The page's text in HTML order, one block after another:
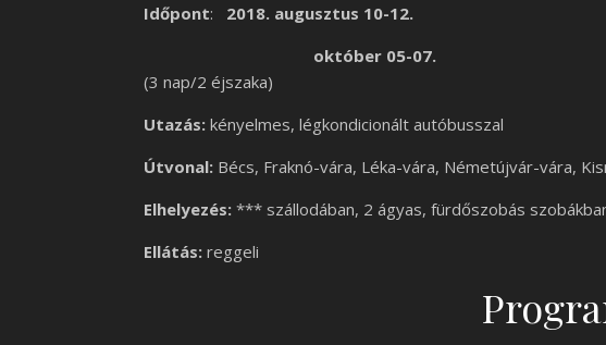
Időpont: 2018. augusztus 10-12.
október 05-07.
(3 nap/2 éjszaka)
Utazás: kényelmes, légkondicionált autóbusszal
Útvonal: Bécs, Fraknó-vára, Léka-vára, Németújvár-vára,
Elhelyezés: *** szállodában, 2 ágyas, fürdőszobás
Ellátás: reggeli